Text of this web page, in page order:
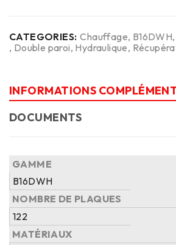
CATEGORIES: Chauffage, B16DWH
, Double paroi, Hydraulique,
INFORMATIONS
DOCUMENTS
GAMME
B16DWH
NOMBRE DE PLAQUES
122
MATÉRIAUX